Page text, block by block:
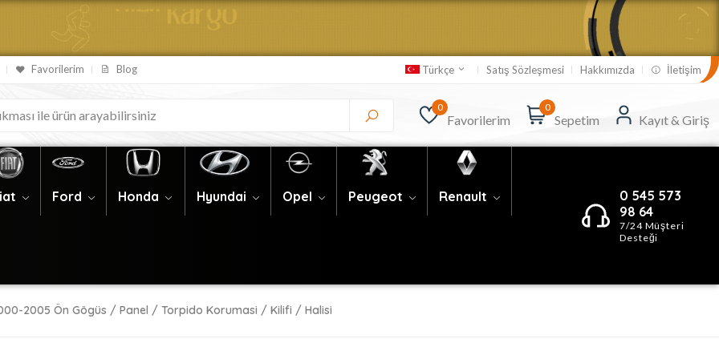
Favorilerim Blog Türkçe Satış Sözleşmesi Hakkımızda İletişim
0
Favorilerim
0
Sepetim Kayıt & Giriş
Ford Honda Hyundai Opel Peugeot Renault
0 545 573
98 64
7/24 Müşteri
Desteği
2005 Ön Gögüs / Panel / Torpido Korumasi / Kilifi / Halisi